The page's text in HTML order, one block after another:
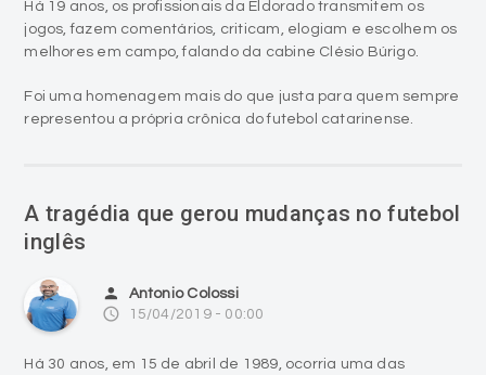
Há 19 anos, os profissionais da Eldorado transmitem os
jogos, fazem comentários, criticam, elogiam e escolhem os
melhores em campo, falando da cabine Clésio Búrigo.
Foi uma homenagem mais do que justa para quem sempre
representou a própria crônica do futebol catarinense.
A tragédia que gerou mudanças no futebol
inglês
person Antonio Colossi
access_time 15/04/2019 - 00:00
Há 30 anos, em 15 de abril de 1989, ocorria uma das